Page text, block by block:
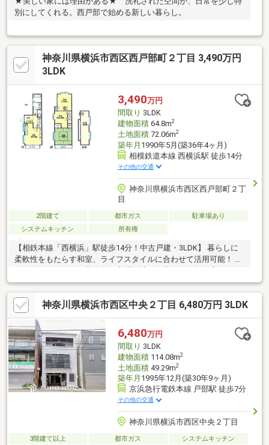
別にしてくれる。西戸部で始める新しい暮らし。
神奈川県横浜市西区西戸部町２丁目 3,490万円
3LDK
3,490万円
間取り 3LDK
建物面積64.8m2
土地面積72.06m2
築年月 1990年5月(築36年4ヶ月)
相模鉄道本線 西横浜駅 徒歩14分
その他の交通
神奈川県横浜市西区西戸部町２丁
目
2階建て 都市ガス
駐車場あり
システムキッチン
所有権
【相鉄本線「西横浜」駅徒歩14分！中古戸建・3LDK】 暮らしに
柔軟性をもたらす和室、ライフスタイルに合わせて活用可能！ ロ
フト付きならではの立体的な空間設計で、暮らしの幅が広がりま
す♪
神奈川県横浜市西区中央２丁目 6,480万円 3LDK
6,480万円
間取り 3LDK
建物面積114.08m2
土地面積49.29m2
築年月 1995年12月(築30年9ヶ月)
京浜急行電鉄本線 戸部駅 徒歩7分
その他の交通
神奈川県横浜市西区中央２丁目
3階建て以上 都市ガス
システムキッチン